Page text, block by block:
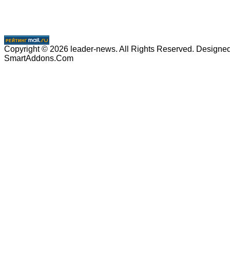
Copyright © 2026 leader-news. All Rights Reserved.
SmartAddons.Com